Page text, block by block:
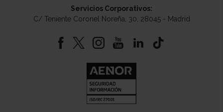
Servicios Corporativos:
C/ Teniente Coronel Noreña, 30, 28045 - Madrid